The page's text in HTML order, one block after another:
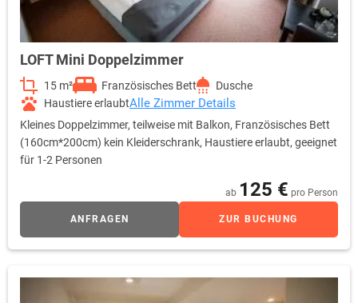
Spielzeug zur Begrüßung
Körbchen
Leckerlie
Unbezahlbar aber trotzdem inklusive:
Frische Bergluft, reine Natur und wunderschöne Wälder
Wandervergnügen
Bikevergnügen
Persönliche Atmosphäre
Externe Leistungen:
Skiverleih
Wanderführungen
LOFT Mini Doppelzimmer
15 m² Französisches Bett
Dusche
Haustiere erlaubtAlle Zimmer Details
Kleines Doppelzimmer, teilweise mit Balkon, Französisches Bett
(160cm*200cm) kein Kleiderschrank, Haustiere erlaubt, geeignet
für 1-2 Personen
ab 125 € pro Person
ANFRAGEN ZUR BUCHUNG